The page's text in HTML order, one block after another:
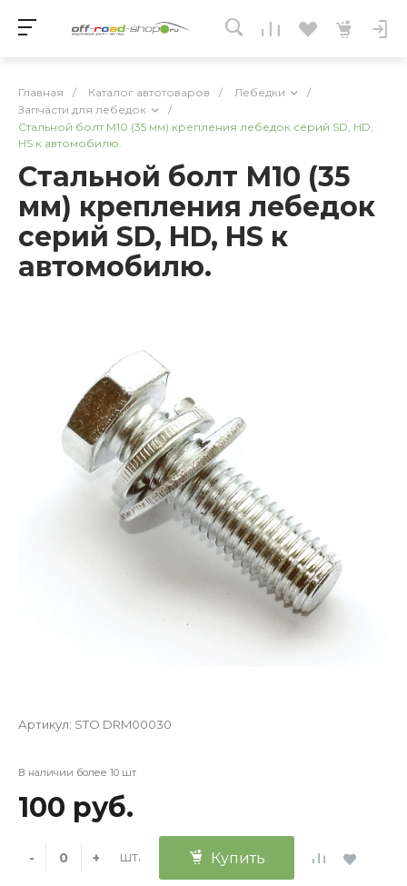
Главная / Каталог автотоваров / Лебедки
/
Запчасти для лебедок
/
Стальной болт М10 (35 мм) крепления лебедок серий SD, HD,
HS к автомобилю.
Стальной болт М10 (35
мм) крепления лебедок
серий SD, HD, HS к
автомобилю.
Артикул: STO DRM00030
В наличии более 10 шт
100 руб.
- + шт. Купить